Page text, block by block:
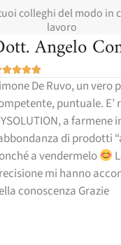
colleghi del modo in
lavoro
Concilio
un vero
E’ riuscito a
a farmene incuriosire,
prodotti “analoghi”
La Sua
accompagnato
Grazie